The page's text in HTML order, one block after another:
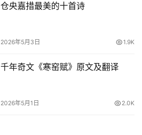
仓央嘉措最美的十首诗
2026年5月3日 1.9K
千年奇文《寒窑赋》原文及翻译
2026年5月1日 2.0K